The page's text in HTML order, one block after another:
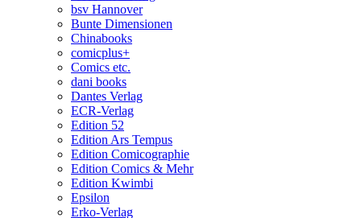
bsv Hannover
Bunte Dimensionen
Chinabooks
comicplus+
Comics etc.
dani books
Dantes Verlag
ECR-Verlag
Edition 52
Edition Ars Tempus
Edition Comicographie
Edition Comics & Mehr
Edition Kwimbi
Epsilon
Erko-Verlag